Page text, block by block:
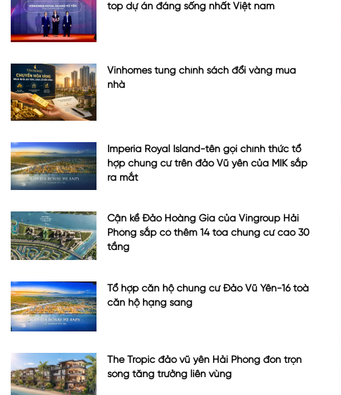
top dự án đáng sống nhất Việt nam
Vinhomes tung chính sách đổi vàng mua
nhà
Imperia Royal Island-tên gọi chính thức tổ
hợp chung cư trên đảo Vũ yên của MIK sắp
ra mắt
Cận kề Đảo Hoàng Gia của Vingroup Hải
Phòng sắp có thêm 14 tòa chung cư cao 30
tầng
Tổ hợp căn hộ chung cư Đảo Vũ Yên-16 toà
căn hộ hạng sang
The Tropic đảo vũ yên Hải Phòng đón trọn
sóng tăng trưởng liên vùng